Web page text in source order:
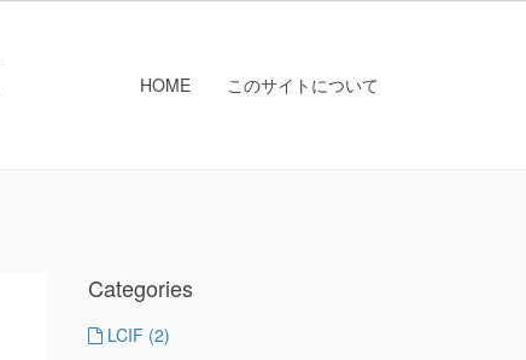
HOME このサイトについて
Categories
LCIF (2)